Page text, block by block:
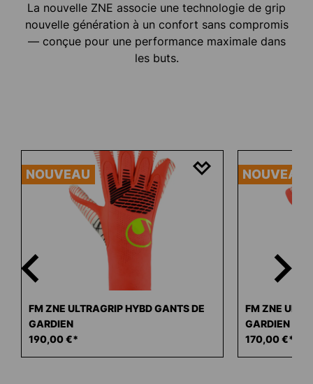
La nouvelle ZNE associe une technologie de grip
nouvelle génération à un confort sans compromis
— conçue pour une performance maximale dans
les buts.
Ignorer la galerie de produits
NOUVEAU
FM ZNE ULTRAGRIP HYBD GANTS DE
GARDIEN
190,00 €*
NOUVEAU
FM ZNE
GARDIEN
170,00 €*